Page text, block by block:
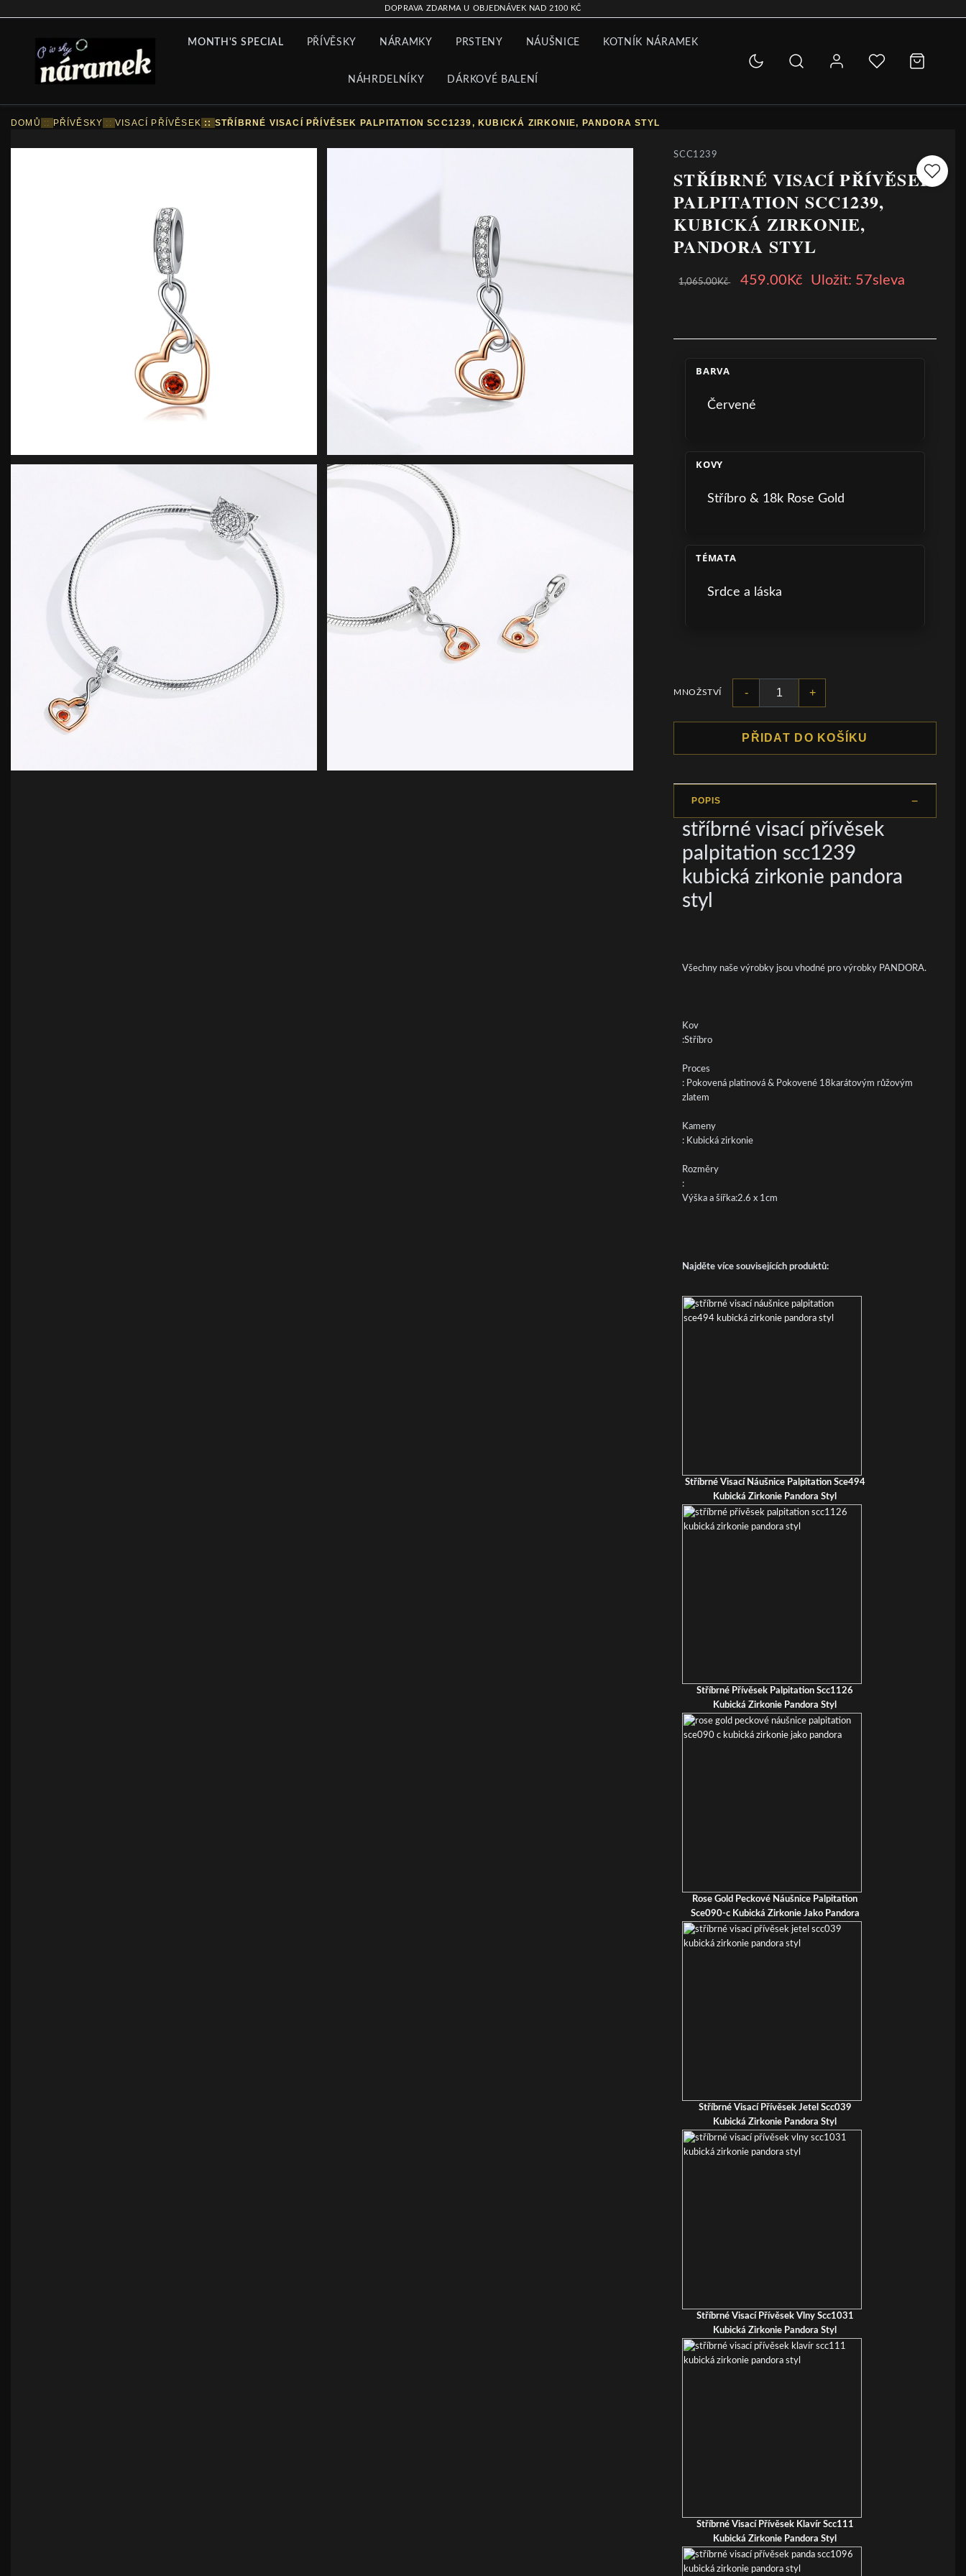
DOPRAVA ZDARMA U OBJEDNÁVEK NAD 2100 KČ
MONTH'S SPECIAL PŘÍVĚSKY NÁRAMKY PRSTENY NÁUŠNICE KOTNÍK NÁRAMEK
NÁHRDELNÍKY DÁRKOVÉ BALENÍ
DOMŮ :: PŘÍVĚSKY ::VISACÍ PŘÍVĚSEK :: STŘÍBRNÉ VISACÍ PŘÍVĚSEK PALPITATION SCC1239, KUBICKÁ ZIRKONIE, PANDORA STYL
SCC1239
STŘÍBRNÉ VISACÍ PŘÍVĚSEK
PALPITATION SCC1239,
KUBICKÁ ZIRKONIE,
PANDORA STYL
1,065.00Kč 459.00Kč Uložit: 57sleva
BARVA
Červené
KOVY
Stříbro & 18k Rose Gold
TÉMATA
Srdce a láska
MNOŽSTVÍ - +
PŘIDAT DO KOŠÍKU
POPIS
stříbrné visací přívěsek
palpitation scc1239
kubická zirkonie pandora
styl
Všechny naše výrobky jsou vhodné pro výrobky PANDORA.
Kov
:Stříbro
Proces
: Pokovená platinová & Pokovené 18karátovým růžovým
zlatem
Kameny
: Kubická zirkonie
Rozměry
:
Výška a šířka:2.6 x 1cm
Najděte více souvisejících produktů:
Stříbrné Visací Náušnice Palpitation Sce494
Kubická Zirkonie Pandora Styl
Stříbrné Přívěsek Palpitation Scc1126
Kubická Zirkonie Pandora Styl
Rose Gold Peckové Náušnice Palpitation
Sce090-c Kubická Zirkonie Jako Pandora
Stříbrné Visací Přívěsek Jetel Scc039
Kubická Zirkonie Pandora Styl
Stříbrné Visací Přívěsek Vlny Scc1031
Kubická Zirkonie Pandora Styl
Stříbrné Visací Přívěsek Klavír Scc111
Kubická Zirkonie Pandora Styl